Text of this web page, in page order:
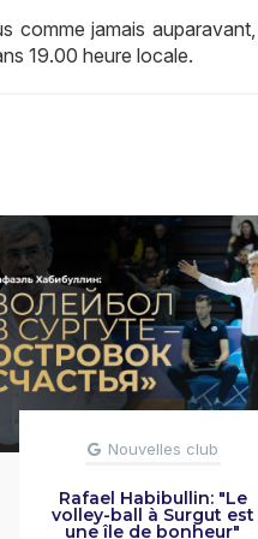
comme jamais
19.00 heure locale.
Nouvelles club
Rafael Habibullin: "Le
volley-ball à Surgut est
une île de bonheur"